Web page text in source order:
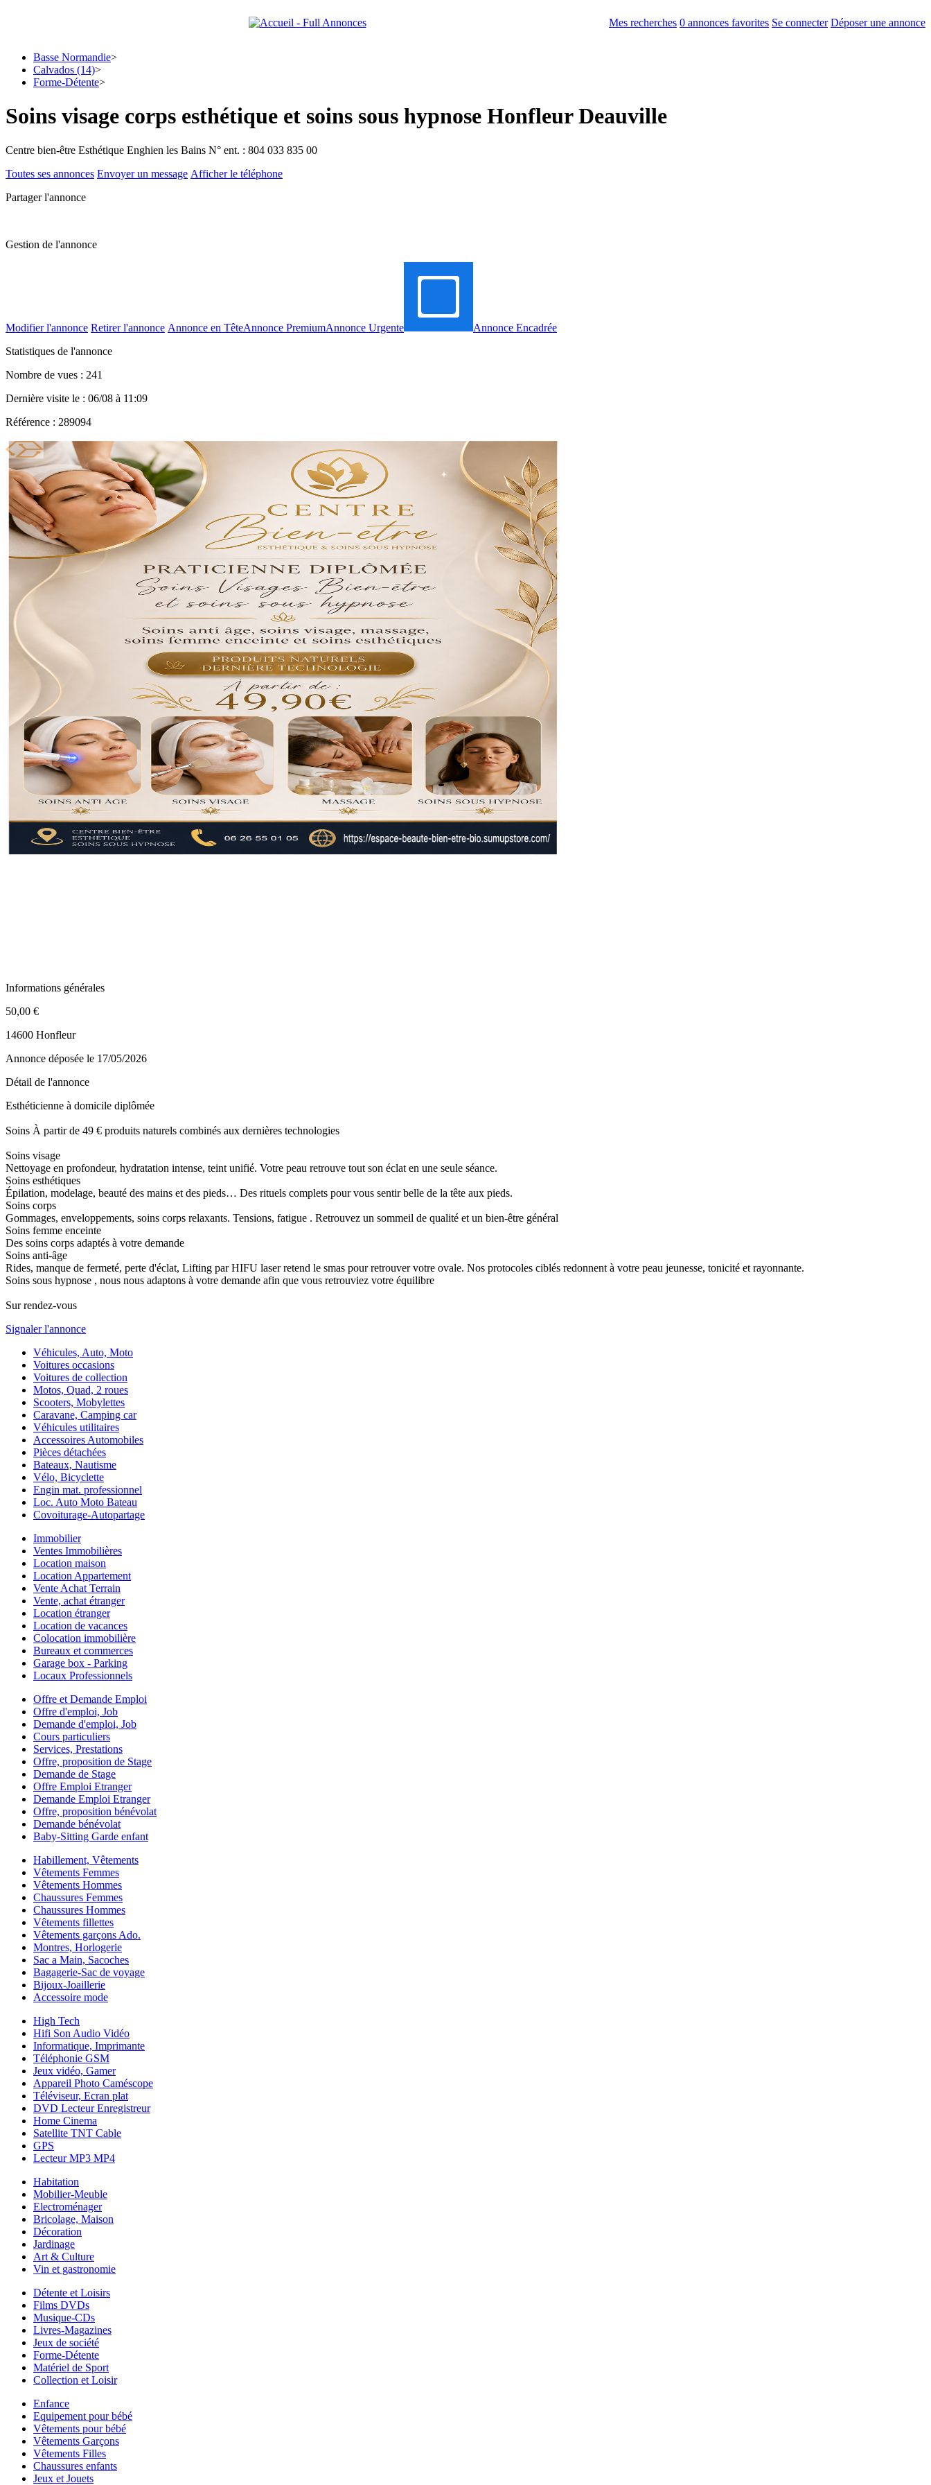
Mes recherches 0 annonces favorites Se connecter Déposer une annonce
Basse Normandie>
Calvados (14)>
Forme-Détente>
Soins visage corps esthétique et soins sous hypnose Honfleur Deauville
Centre bien-être Esthétique Enghien les Bains N° ent. : 804 033 835 00
Toutes ses annonces Envoyer un message Afficher le téléphone
Partager l'annonce
Gestion de l'annonce
Modifier l'annonce Retirer l'annonce Annonce en TêteAnnonce PremiumAnnonce Urgente
Annonce Encadrée
Statistiques de l'annonce
Nombre de vues : 241
Dernière visite le : 06/08 à 11:09
Référence : 289094
Informations générales
50,00 €
14600 Honfleur
Annonce déposée le 17/05/2026
Détail de l'annonce
Esthéticienne à domicile diplômée
Soins À partir de 49 € produits naturels combinés aux dernières technologies
Soins visage
Nettoyage en profondeur, hydratation intense, teint unifié. Votre peau retrouve tout son éclat en une seule séance.
Soins esthétiques
Épilation, modelage, beauté des mains et des pieds… Des rituels complets pour vous sentir belle de la tête aux pieds.
Soins corps
Gommages, enveloppements, soins corps relaxants. Tensions, fatigue . Retrouvez un sommeil de qualité et un bien-être général
Soins femme enceinte
Des soins corps adaptés à votre demande
Soins anti-âge
Rides, manque de fermeté, perte d'éclat, Lifting par HIFU laser retend le smas pour retrouver votre ovale. Nos protocoles ciblés redonnent à votre peau jeunesse, tonicité et rayonnante.
Soins sous hypnose , nous nous adaptons à votre demande afin que vous retrouviez votre équilibre
Sur rendez-vous
Signaler l'annonce
Véhicules, Auto, Moto
Voitures occasions
Voitures de collection
Motos, Quad, 2 roues
Scooters, Mobylettes
Caravane, Camping car
Véhicules utilitaires
Accessoires Automobiles
Pièces détachées
Bateaux, Nautisme
Vélo, Bicyclette
Engin mat. professionnel
Loc. Auto Moto Bateau
Covoiturage-Autopartage
Immobilier
Ventes Immobilières
Location maison
Location Appartement
Vente Achat Terrain
Vente, achat étranger
Location étranger
Location de vacances
Colocation immobilière
Bureaux et commerces
Garage box - Parking
Locaux Professionnels
Offre et Demande Emploi
Offre d'emploi, Job
Demande d'emploi, Job
Cours particuliers
Services, Prestations
Offre, proposition de Stage
Demande de Stage
Offre Emploi Etranger
Demande Emploi Etranger
Offre, proposition bénévolat
Demande bénévolat
Baby-Sitting Garde enfant
Habillement, Vêtements
Vêtements Femmes
Vêtements Hommes
Chaussures Femmes
Chaussures Hommes
Vêtements fillettes
Vêtements garçons Ado.
Montres, Horlogerie
Sac a Main, Sacoches
Bagagerie-Sac de voyage
Bijoux-Joaillerie
Accessoire mode
High Tech
Hifi Son Audio Vidéo
Informatique, Imprimante
Téléphonie GSM
Jeux vidéo, Gamer
Appareil Photo Caméscope
Téléviseur, Ecran plat
DVD Lecteur Enregistreur
Home Cinema
Satellite TNT Cable
GPS
Lecteur MP3 MP4
Habitation
Mobilier-Meuble
Electroménager
Bricolage, Maison
Décoration
Jardinage
Art & Culture
Vin et gastronomie
Détente et Loisirs
Films DVDs
Musique-CDs
Livres-Magazines
Jeux de société
Forme-Détente
Matériel de Sport
Collection et Loisir
Enfance
Equipement pour bébé
Vêtements pour bébé
Vêtements Garçons
Vêtements Filles
Chaussures enfants
Jeux et Jouets